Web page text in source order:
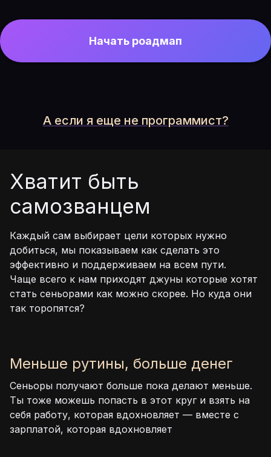
Начать роадмап
А если я еще не программист?
Хватит быть
самозванцем
Каждый сам выбирает цели которых нужно
добиться, мы показываем как сделать это
эффективно и поддерживаем на всем пути.
Чаще всего к нам приходят джуны которые хотят
стать сеньорами как можно скорее. Но куда они
так торопятся?
Меньше рутины, больше денег
Сеньоры получают больше пока делают меньше.
Ты тоже можешь попасть в этот круг и взять на
себя работу, которая вдохновляет — вместе с
зарплатой, которая вдохновляет